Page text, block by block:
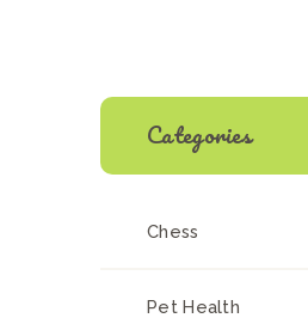
Categories
Chess
Pet Health